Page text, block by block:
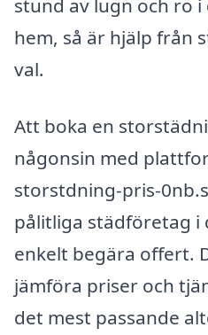
stund av lugn och ro
hem, så är hjälp från
val.
Att boka en
någonsin med
storstdning-pris-
pålitliga städföretag i
enkelt begära offert.
jämföra priser och
det mest passande